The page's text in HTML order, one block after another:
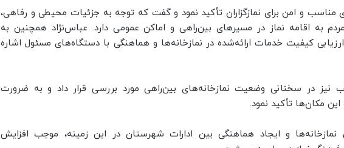
و امن برای نمازگزاران تأکید نمود و گفت که توجه به جزئیات محیطی و رفاهی،
به اقامه نماز در مسیرهای بین‌راهی و اماکن عمومی دارد. عباس‌نژاد همچنین به
کیفیت خدمات ارائه‌شده در نمازخانه‌ها و هماهنگی با دستگاه‌های مسئول اشاره
نیز در سخنانی وضعیت نمازخانه‌های بین‌راهی مورد بررسی قرار داد و به ضرورت
مکان‌ها تأکید نمود.
و ایجاد هماهنگی بین ادارات شهرستان در این زمینه، موجب افزایش